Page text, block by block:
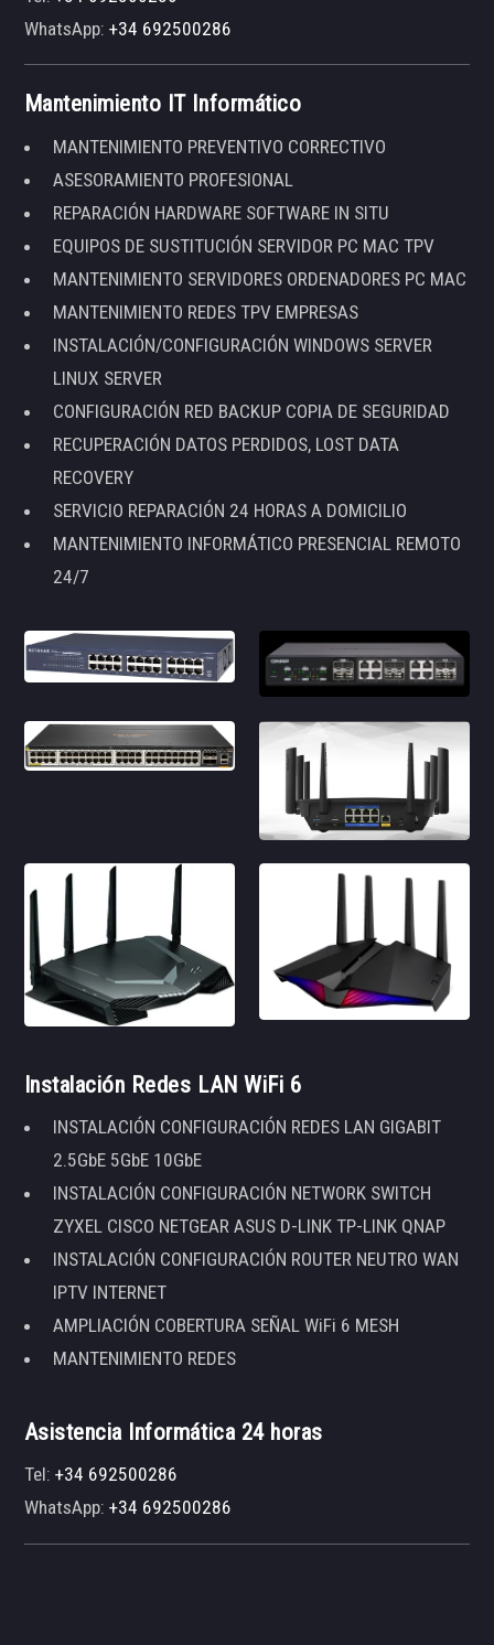
WhatsApp:+34 692500286
Mantenimiento IT Informático
MANTENIMIENTO PREVENTIVO CORRECTIVO
ASESORAMIENTO PROFESIONAL
REPARACIÓN HARDWARE SOFTWARE IN SITU
EQUIPOS DE SUSTITUCIÓN SERVIDOR PC MAC TPV
MANTENIMIENTO SERVIDORES ORDENADORES PC MAC
MANTENIMIENTO REDES TPV EMPRESAS
INSTALACIÓN/CONFIGURACIÓN WINDOWS SERVER
LINUX SERVER
CONFIGURACIÓN RED BACKUP COPIA DE SEGURIDAD
RECUPERACIÓN DATOS PERDIDOS, LOST DATA
RECOVERY
SERVICIO REPARACIÓN 24 HORAS A DOMICILIO
MANTENIMIENTO INFORMÁTICO PRESENCIAL REMOTO
24/7
Instalación Redes LAN WiFi 6
INSTALACIÓN CONFIGURACIÓN REDES LAN GIGABIT
2.5GbE 5GbE 10GbE
INSTALACIÓN CONFIGURACIÓN NETWORK SWITCH
ZYXEL CISCO NETGEAR ASUS D-LINK TP-LINK QNAP
INSTALACIÓN CONFIGURACIÓN ROUTER NEUTRO WAN
IPTV INTERNET
AMPLIACIÓN COBERTURA SEÑAL WiFi 6 MESH
MANTENIMIENTO REDES
Asistencia Informática 24 horas
Tel:+34 692500286
WhatsApp:+34 692500286